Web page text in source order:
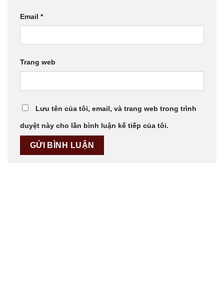
Email *
Trang web
Lưu tên của tôi, email, và trang web trong trình
duyệt này cho lần bình luận kế tiếp của tôi.